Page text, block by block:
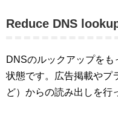
Reduce DNS
DNSのルックアップをも
状態です。広告掲載やプ
ど）からの読み出しを行